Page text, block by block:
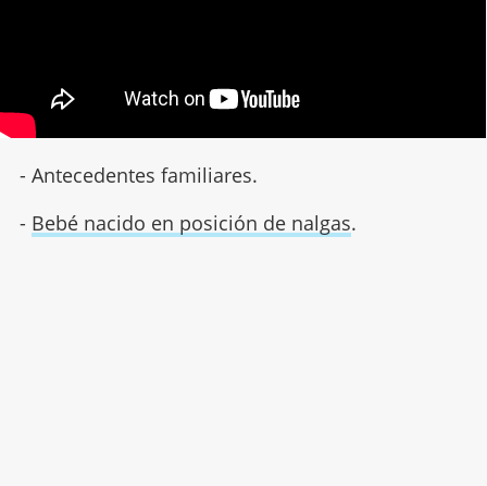
- Antecedentes familiares.
- Bebé nacido en posición de nalgas.